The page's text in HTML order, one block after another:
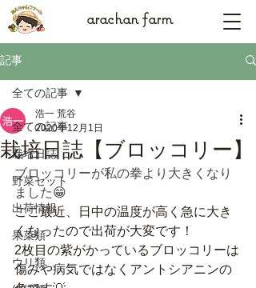
arachan farm
記事
全ての記事
栽培日誌
野菜セット
出荷情報
果菜類
ウリ類
全ての記事
栽培日誌【ブロッコリー】
浩一 荒谷
2020年12月1日
ブロッコリーが私の拳より大きくなり
ました😁
ここ最近、日中の温度が高く急に大き
くなったので出荷が大変です！
2枚目の紫がかっているブロッコリーは
傷みや病気ではなくアントシアニンの